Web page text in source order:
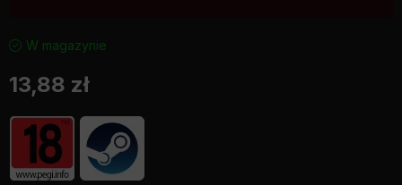
W magazynie
13,88 zł